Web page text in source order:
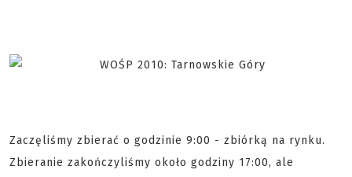
Zaczęliśmy zbierać o godzinie 9:00 - zbiórką na rynku.
Zbieranie zakończyliśmy około godziny 17:00, ale